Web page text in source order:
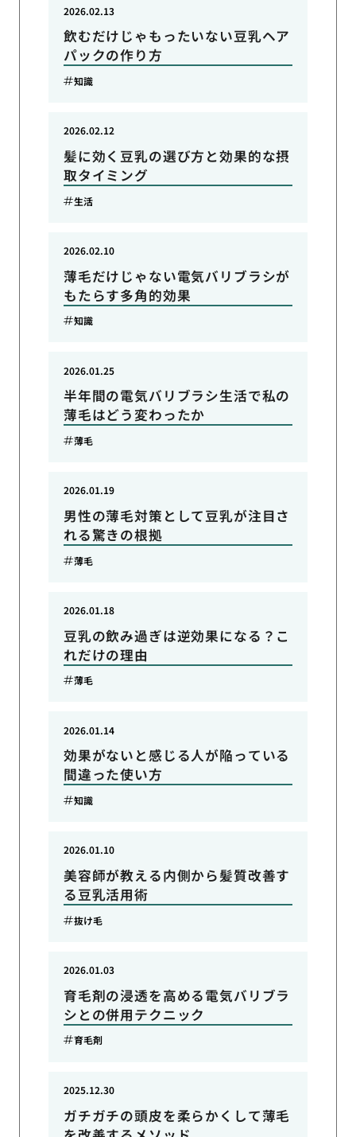
飲むだけじゃもったいない豆乳ヘア
パックの作り方
2026.02.13
知識
髪に効く豆乳の選び方と効果的な摂
取タイミング
2026.02.12
生活
薄毛だけじゃない電気バリブラシが
もたらす多角的効果
2026.02.10
知識
半年間の電気バリブラシ生活で私の
薄毛はどう変わったか
2026.01.25
薄毛
男性の薄毛対策として豆乳が注目さ
れる驚きの根拠
2026.01.19
薄毛
豆乳の飲み過ぎは逆効果になる？こ
れだけの理由
2026.01.18
薄毛
効果がないと感じる人が陥っている
間違った使い方
2026.01.14
知識
美容師が教える内側から髪質改善す
る豆乳活用術
2026.01.10
抜け毛
育毛剤の浸透を高める電気バリブラ
シとの併用テクニック
2026.01.03
育毛剤
ガチガチの頭皮を柔らかくして薄毛
2025.12.30